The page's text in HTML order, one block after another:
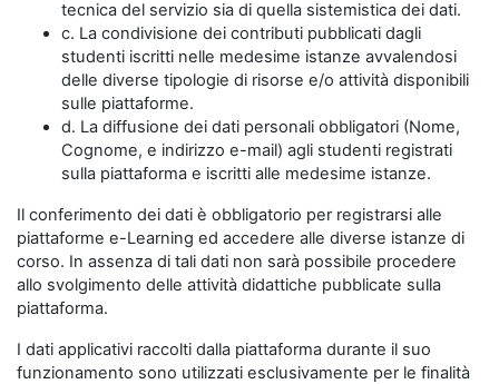
tecnica del servizio sia di quella sistemistica dei dati.
c. La condivisione dei contributi pubblicati dagli
studenti iscritti nelle medesime istanze avvalendosi
delle diverse tipologie di risorse e/o attività disponibili
sulle piattaforme.
d. La diffusione dei dati personali obbligatori (Nome,
Cognome, e indirizzo e-mail) agli studenti registrati
sulla piattaforma e iscritti alle medesime istanze.
Il conferimento dei dati è obbligatorio per registrarsi alle
piattaforme e-Learning ed accedere alle diverse istanze di
corso. In assenza di tali dati non sarà possibile procedere
allo svolgimento delle attività didattiche pubblicate sulla
piattaforma.
I dati applicativi raccolti dalla piattaforma durante il suo
funzionamento sono utilizzati esclusivamente per le finalità